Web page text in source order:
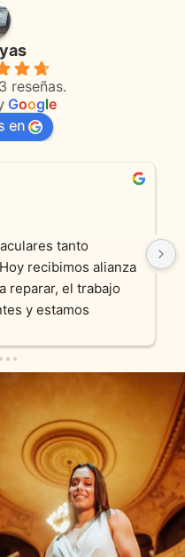
reseñas.
Google
en
tanto
recibimos alianza
reparar, el trabajo
y estamos